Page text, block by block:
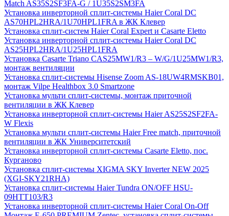
Match AS35S2SF3FA-G / 1U35S2SM3FA
Установка инверторной сплит-системы Haier Coral DC
AS70HPL2HRA/1U70HPL1FRA в ЖК Клевер
Установка сплит-систем Haier Coral Expert и Casarte Eletto
Установка инверторной сплит-системы Haier Coral DC
AS25HPL2HRA/1U25HPL1FRA
Установка Casarte Triano CAS25MW1/R3 – W/G/1U25MW1/R3,
монтаж вентиляции
Установка сплит-системы Hisense Zoom AS-18UW4RMSKB01,
монтаж Vilpe Healthbox 3.0 Smartzone
Установка мульти сплит-системы, монтаж приточной
вентиляции в ЖК Клевер
Установка инверторной сплит-системы Haier AS25S2SF2FA-
W Flexis
Установка мульти сплит-системы Haier Free match, приточной
вентиляции в ЖК Университетский
Установка инверторной сплит-системы Casarte Eletto, пос.
Курганово
Установка сплит-системы XIGMA SKY Inverter NEW 2025
(XGI-SKY21RHA)
Установка сплит-системы Haier Tundra ON/OFF HSU-
09HTT103/R3
Установка инверторной сплит-системы Haier Coral On-Off